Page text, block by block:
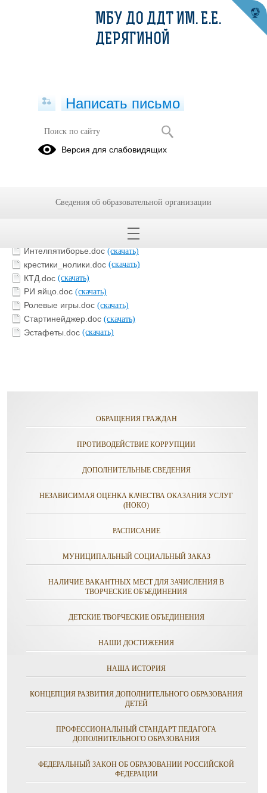
Дело. Лагерь
Интелпятиборье.doc (скачать)
крестики_нолики.doc (скачать)
КТД.doc (скачать)
РИ яйцо.doc (скачать)
Ролевые игры.doc (скачать)
Стартинейджер.doc (скачать)
Эстафеты.doc (скачать)
ОБРАЩЕНИЯ ГРАЖДАН
ПРОТИВОДЕЙСТВИЕ КОРРУПЦИИ
ДОПОЛНИТЕЛЬНЫЕ СВЕДЕНИЯ
НЕЗАВИСИМАЯ ОЦЕНКА КАЧЕСТВА ОКАЗАНИЯ УСЛУГ
(НОКО)
РАСПИСАНИЕ
МУНИЦИПАЛЬНЫЙ СОЦИАЛЬНЫЙ ЗАКАЗ
НАЛИЧИЕ ВАКАНТНЫХ МЕСТ ДЛЯ ЗАЧИСЛЕНИЯ В
ТВОРЧЕСКИЕ ОБЪЕДИНЕНИЯ
ДЕТСКИЕ ТВОРЧЕСКИЕ ОБЪЕДИНЕНИЯ
НАШИ ДОСТИЖЕНИЯ
НАША ИСТОРИЯ
КОНЦЕПЦИЯ РАЗВИТИЯ ДОПОЛНИТЕЛЬНОГО ОБРАЗОВАНИЯ
ДЕТЕЙ
ПРОФЕССИОНАЛЬНЫЙ СТАНДАРТ ПЕДАГОГА
ДОПОЛНИТЕЛЬНОГО ОБРАЗОВАНИЯ
ФЕДЕРАЛЬНЫЙ ЗАКОН ОБ ОБРАЗОВАНИИ РОССИЙСКОЙ
ФЕДЕРАЦИИ
МБУ ДО ДДТ ИМ. Е.Е.
ДЕРЯГИНОЙ
Написать письмо
Версия для слабовидящих
Сведения об образовательной организации